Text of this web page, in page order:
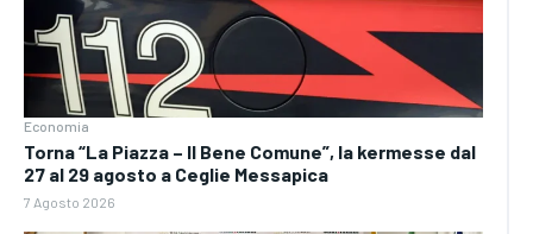
Economia
Torna “La Piazza – Il Bene Comune”, la kermesse dal
27 al 29 agosto a Ceglie Messapica
7 Agosto 2026